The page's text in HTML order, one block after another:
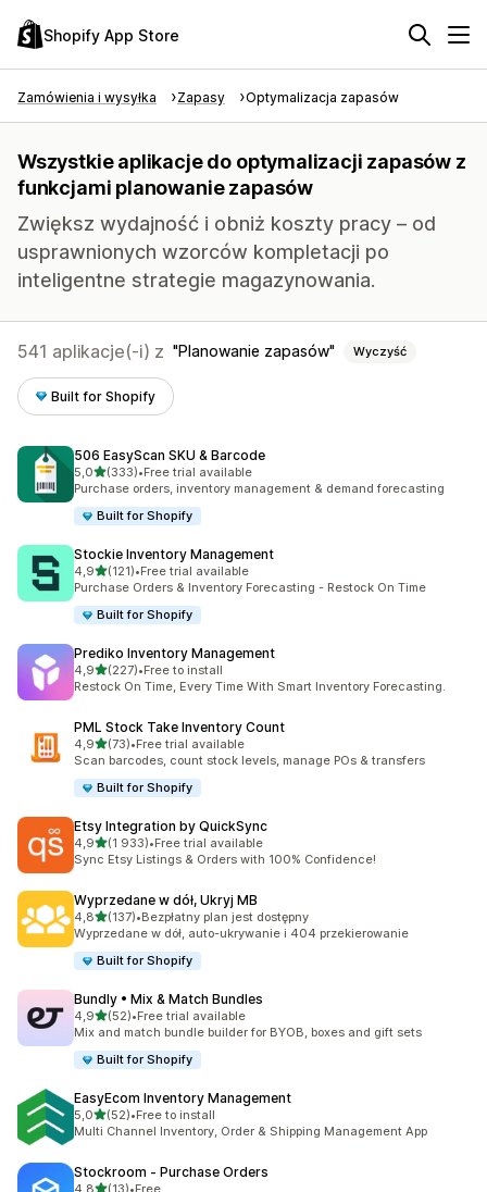
Shopify App Store
Zamówienia i wysyłka Zapasy Optymalizacja zapasów
Wszystkie aplikacje do optymalizacji zapasów z
funkcjami planowanie zapasów
Zwiększ wydajność i obniż koszty pracy – od
usprawnionych wzorców kompletacji po
inteligentne strategie magazynowania.
541 aplikacje(-i) z Planowanie zapasów Wyczyść
Built for Shopify
506 EasyScan SKU & Barcode
5,0na 5 gwiazdek
(333)
Łączna liczba recenzji: 333
•Free trial available
Purchase orders, inventory management & demand forecasting
Built for Shopify
Stockie Inventory Management
4,9na 5 gwiazdek
(121)
Łączna liczba recenzji: 121
•Free trial available
Purchase Orders & Inventory Forecasting - Restock On Time
Built for Shopify
Prediko Inventory Management
4,9na 5 gwiazdek
(227)
Łączna liczba recenzji: 227
•Free to install
Restock On Time, Every Time With Smart Inventory Forecasting.
PML Stock Take Inventory Count
4,9na 5 gwiazdek
(73)
Łączna liczba recenzji: 73
•Free trial available
Scan barcodes, count stock levels, manage POs & transfers
Built for Shopify
Etsy Integration by QuickSync
4,9na 5 gwiazdek
(1 933)
Łączna liczba recenzji: 1933
•Free trial available
Sync Etsy Listings & Orders with 100% Confidence!
Wyprzedane w dół, Ukryj MB
4,8na 5 gwiazdek
(137)
Łączna liczba recenzji: 137
•Bezpłatny plan jest dostępny
Wyprzedane w dół, auto-ukrywanie i 404 przekierowanie
Built for Shopify
Bundly • Mix & Match Bundles
4,9na 5 gwiazdek
(52)
Łączna liczba recenzji: 52
•Free trial available
Mix and match bundle builder for BYOB, boxes and gift sets
Built for Shopify
EasyEcom Inventory Management
5,0na 5 gwiazdek
(52)
Łączna liczba recenzji: 52
•Free to install
Multi Channel Inventory, Order & Shipping Management App
Stockroom ‑ Purchase Orders
4,8na 5 gwiazdek
(13)•Free